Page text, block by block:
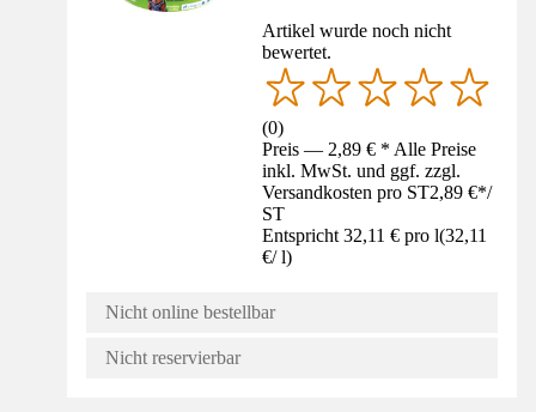
Artikel wurde noch nicht
bewertet.
(0)
Preis — 2,89 € * Alle Preise
inkl. MwSt. und ggf. zzgl.
Versandkosten pro ST2,89 €*/
ST
Entspricht 32,11 € pro l(32,11
€/ l)
Nicht online bestellbar
Nicht reservierbar